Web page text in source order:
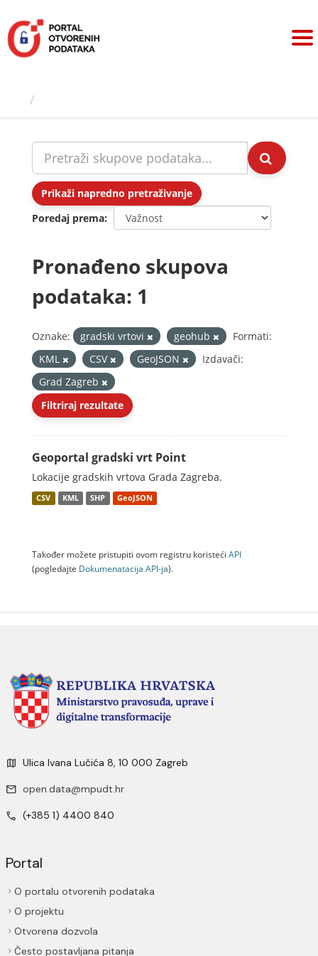
sadržaj
Prikaži napredno pretraživanje
Poredaj prema
Pronađeno skupova
podataka: 1
Oznake: gradski vrtovi geohub
Formati:
KML
CSV GeoJSON
Izdavači:
Grad Zagreb
Filtriraj rezultate
Geoportal gradski vrt Point
Lokacije gradskih vrtova Grada Zagreba.
CSV KML SHP GeoJSON
Također možete pristupiti ovom registru koristeći API
(pogledajte Dokumenаtаcijа API-jа).